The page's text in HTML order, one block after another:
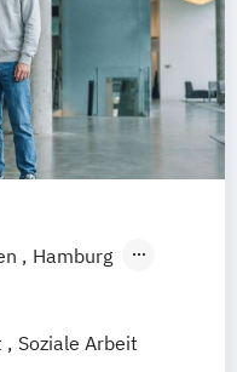
Hamburg
Campus
Soziale Arbeit